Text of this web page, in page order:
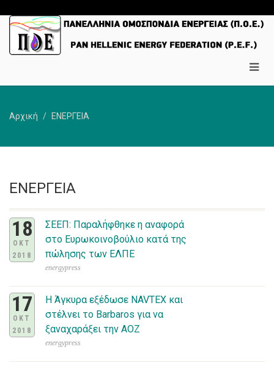
Αρχική ΕΝΕΡΓΕΙΑ
ΕΝΕΡΓΕΙΑ
18
ΟΚΤ
2018
ΣΕΕΠ: Παραλήφθηκε η αναφορά
στο Ευρωκοινοβούλιο κατά της
πώλησης των ΕΛΠΕ
energypress
17
ΟΚΤ
2018
Η Άγκυρα εξέδωσε NAVTEX και
στέλνει το Barbaros για να
ξαναχαράξει την ΑΟΖ
energypress